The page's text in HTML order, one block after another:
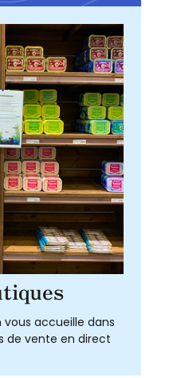
vous accueille dans
de vente en direct